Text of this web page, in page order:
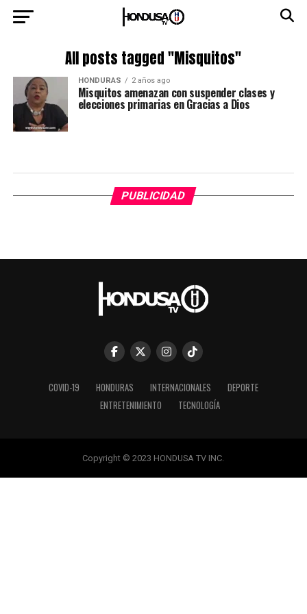
All posts tagged "Misquitos"
HONDURAS 2 años ago
Misquitos amenazan con suspender clases y
elecciones primarias en Gracias a Dios
PUBLICIDAD
COVID-19 HONDURAS INTERNACIONALES
DEPORTE
ENTRETENIMIENTO
TECNOLOGÍA
Copyright © 2023 HONDUSA TV INC.